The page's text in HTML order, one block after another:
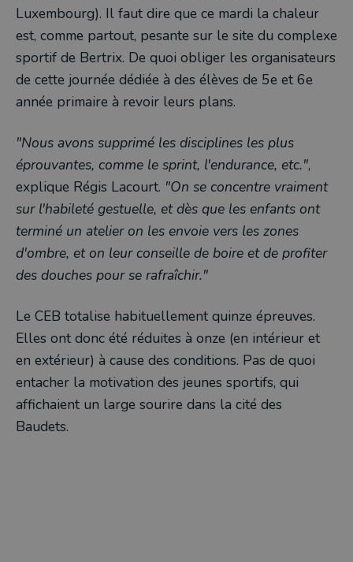
Luxembourg). Il faut dire que ce mardi la chaleur
est, comme partout, pesante sur le site du complexe
sportif de Bertrix. De quoi obliger les organisateurs
de cette journée dédiée à des élèves de 5e et 6e
année primaire à revoir leurs plans.
"Nous avons supprimé les disciplines les plus
éprouvantes, comme le sprint, l'endurance, etc.",
explique Régis Lacourt. "On se concentre vraiment
sur l'habileté gestuelle, et dès que les enfants ont
terminé un atelier on les envoie vers les zones
d'ombre, et on leur conseille de boire et de profiter
des douches pour se rafraîchir."
Le CEB totalise habituellement quinze épreuves.
Elles ont donc été réduites à onze (en intérieur et
en extérieur) à cause des conditions. Pas de quoi
entacher la motivation des jeunes sportifs, qui
affichaient un large sourire dans la cité des
Baudets.